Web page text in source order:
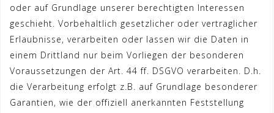
oder auf Grundlage unserer berechtigten Interessen
geschieht. Vorbehaltlich gesetzlicher oder vertraglicher
Erlaubnisse, verarbeiten oder lassen wir die Daten in
einem Drittland nur beim Vorliegen der besonderen
Voraussetzungen der Art. 44 ff. DSGVO verarbeiten. D.h.
die Verarbeitung erfolgt z.B. auf Grundlage besonderer
Garantien, wie der offiziell anerkannten Feststellung